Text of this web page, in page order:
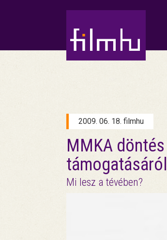
2009. 06. 18. filmhu
MMKA
támogatásáról
Mi lesz a tévében?